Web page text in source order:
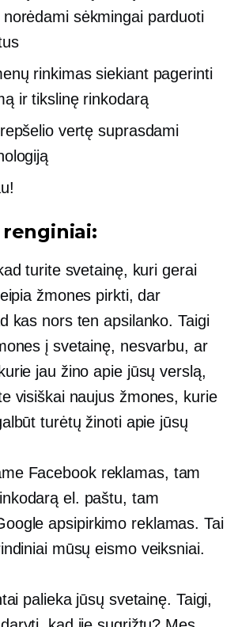
sėkmingai parduoti
rinkimas siekiant pagerinti
ir tikslinę rinkodarą
vertę suprasdami
renginiai:
turite svetainę, kuri gerai
žmones pirkti, dar
kas nors ten apsilanko. Taigi
į svetainę, nesvarbu, ar
jau žino apie jūsų verslą,
visiškai naujus žmones, kurie
turėtų žinoti apie jūsų
Facebook reklamas, tam
el. paštu, tam
apsipirkimo reklamas. Tai
mūsų eismo veiksniai.
palieka jūsų svetainę. Taigi,